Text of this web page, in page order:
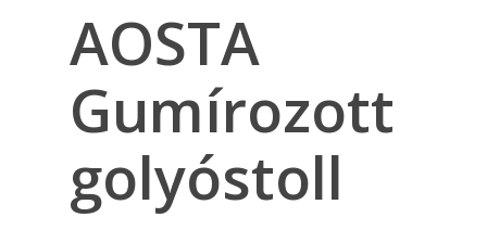
AOSTA
Gumírozott
golyóstoll